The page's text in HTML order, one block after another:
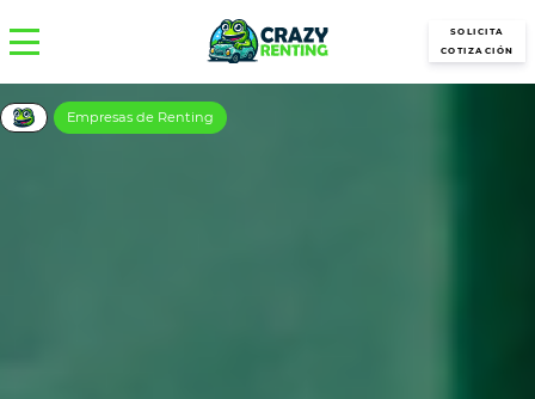
SOLICITA
COTIZACIÓN
Empresas de Renting